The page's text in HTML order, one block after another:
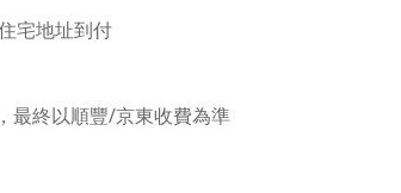
宅地址到付
最終以順豐/京東收費為準